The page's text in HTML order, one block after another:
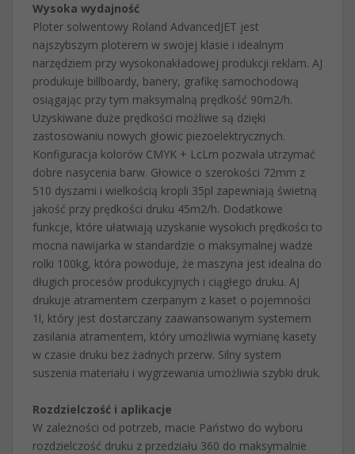
Wysoka wydajność
Ploter solwentowy Roland AdvancedJET jest
najszybszym ploterem w swojej klasie i idealnym
narzędziem przy wysokonakładowej produkcji reklam. AJ
produkuje billboardy, banery, grafikę samochodową
osiągając przy tym maksymalną prędkość 90m2/h.
Uzyskiwane duże prędkości możliwe są dzięki
zastosowaniu nowych głowic piezoelektrycznych.
Konfiguracja kolorów CMYK + LcLm pozwala utrzymać
dobre nasycenia barw. Głowice o szerokości 72mm z
510 dyszami i wielkością kropli 35pl zapewniają świetną
jakość przy prędkości druku 45m2/h. Dodatkowe
funkcje, które ułatwiają uzyskanie wysokich prędkości to
mocna nawijarka w standardzie o maksymalnej wadze
rolki 100kg, która powoduje, że maszyna jest idealna do
długich procesów produkcyjnych i ciągłego druku. AJ
drukuje atramentem czerpanym z kaset o pojemności
1l, który jest dostarczany zaawansowanym systemem
zasilania atramentem, który umożliwia wymianę kasety
w czasie druku bez żadnych przerw. Silny system
suszenia materiału i wygrzewania umożliwia szybki druk.
Rozdzielczość i aplikacje
W zależności od potrzeb, macie Państwo do wyboru
rozdzielczość druku z przedziału 360 do maksymalnie